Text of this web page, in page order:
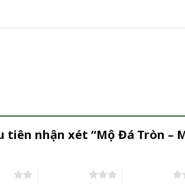
tiên nhận xét “Mộ Đá Tròn –